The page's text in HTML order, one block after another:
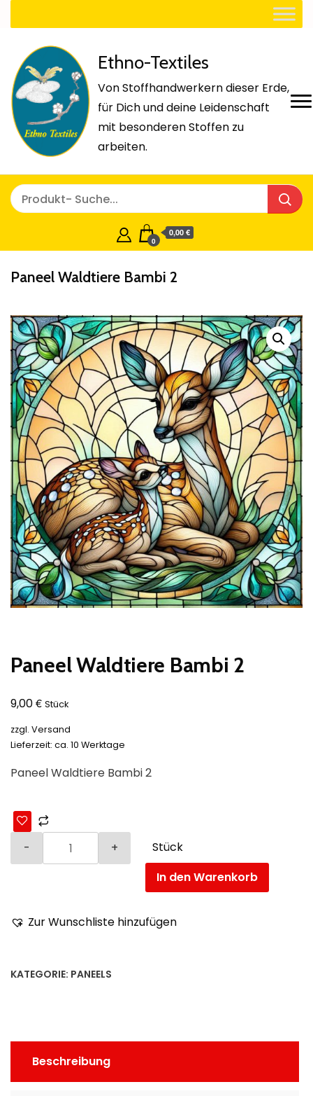
Ethno-Textiles
Von Stoffhandwerkern dieser Erde,
für Dich und deine Leidenschaft
mit besonderen Stoffen zu
arbeiten.
0
0,00 €
Paneel Waldtiere Bambi 2
Paneel Waldtiere Bambi 2
9,00€ Stück
zzgl. Versand
Lieferzeit: ca. 10 Werktage
Paneel Waldtiere Bambi 2
Stück
In den Warenkorb
Zur Wunschliste hinzufügen
KATEGORIE: PANEELS
Beschreibung